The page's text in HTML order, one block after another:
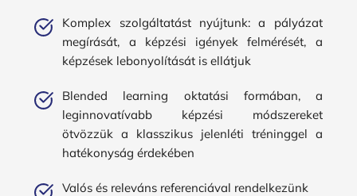
Komplex szolgáltatást nyújtunk: a pályázat
megírását, a képzési igények felmérését, a
képzések lebonyolítását is ellátjuk
Blended learning oktatási formában, a
leginnovatívabb képzési módszereket
ötvözzük a klasszikus jelenléti tréninggel a
hatékonyság érdekében
Valós és releváns referenciával rendelkezünk